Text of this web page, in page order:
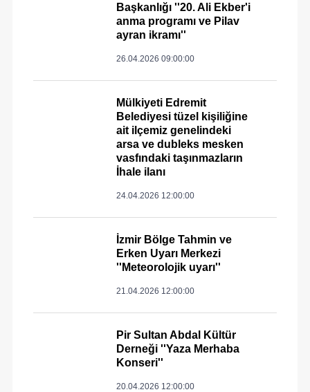
Başkanlığı ''20. Ali Ekber'i
anma programı ve Pilav
ayran ikramı''
26.04.2026 09:00:00
Mülkiyeti Edremit
Belediyesi tüzel kişiliğine
ait ilçemiz genelindeki
arsa ve dubleks mesken
vasfındaki taşınmazların
İhale ilanı
24.04.2026 12:00:00
İzmir Bölge Tahmin ve
Erken Uyarı Merkezi
''Meteorolojik uyarı''
21.04.2026 12:00:00
Pir Sultan Abdal Kültür
Derneği ''Yaza Merhaba
Konseri''
20.04.2026 12:00:00